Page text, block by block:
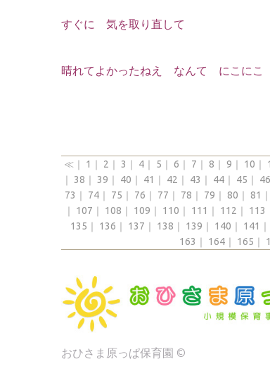
すぐに 気を取り直して
晴れてよかったねえ なんて にこにこ
≪｜ 1 ｜ 2 ｜ 3 ｜ 4｜ 5 ｜ 6 ｜ 7 ｜ 8 ｜ 9 ｜ 10 ｜
｜ 38 ｜ 39 ｜ 40 ｜ 41 ｜ 42 ｜ 43 ｜ 44｜ 45 ｜ 46
73 ｜ 74｜ 75 ｜ 76 ｜ 77 ｜ 78 ｜ 79 ｜ 80 ｜ 81 ｜
｜ 107 ｜ 108 ｜ 109 ｜ 110 ｜ 111 ｜ 112 ｜ 113
135 ｜ 136 ｜ 137 ｜ 138 ｜ 139 ｜ 140 ｜ 141 ｜
163 ｜ 164 ｜ 165 ｜
おひさま原っぱ保育園 ©